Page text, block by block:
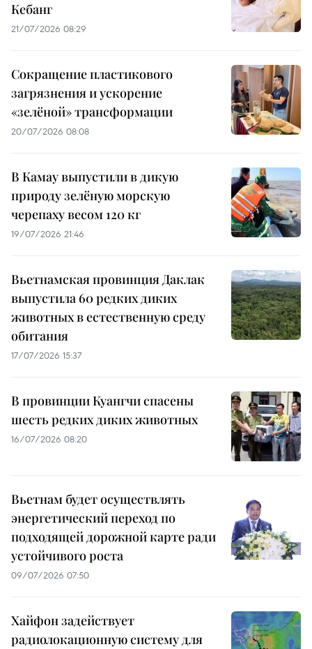
Кебанг
21/07/2026 08:29
Сокращение пластикового
загрязнения и ускорение
«зелёной» трансформации
20/07/2026 08:08
В Камау выпустили в дикую
природу зелёную морскую
черепаху весом 120 кг
19/07/2026 21:46
Вьетнамская провинция Даклак
выпустила 60 редких диких
животных в естественную среду
обитания
17/07/2026 15:37
В провинции Куангчи спасены
шесть редких диких животных
16/07/2026 08:20
Вьетнам будет осуществлять
энергетический переход по
подходящей дорожной карте ради
устойчивого роста
09/07/2026 07:50
Хайфон задействует
радиолокационную систему для